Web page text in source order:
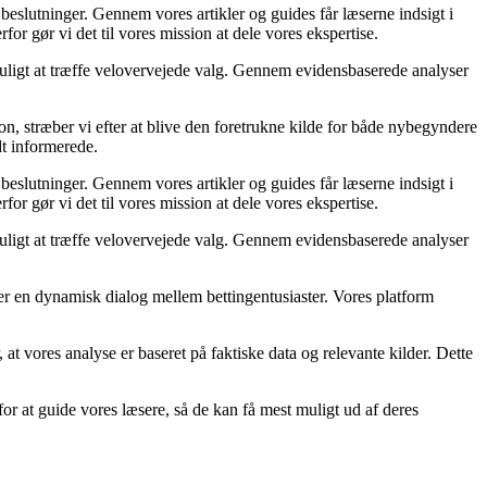
Gennem vores artikler og guides får læserne indsigt i
gør vi det til vores mission at dele vores ekspertise.
at træffe velovervejede valg. Gennem evidensbaserede analyser
stræber vi efter at blive den foretrukne kilde for både nybegyndere
informerede.
Gennem vores artikler og guides får læserne indsigt i
gør vi det til vores mission at dele vores ekspertise.
at træffe velovervejede valg. Gennem evidensbaserede analyser
dynamisk dialog mellem bettingentusiaster. Vores platform
vores analyse er baseret på faktiske data og relevante kilder. Dette
at guide vores læsere, så de kan få mest muligt ud af deres